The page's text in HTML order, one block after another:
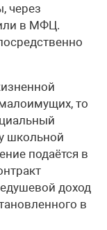
через
в МФЦ.
то
школьной
подаётся в
доход
в